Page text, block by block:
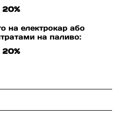
20%
на електрокар або
на паливо:
20%